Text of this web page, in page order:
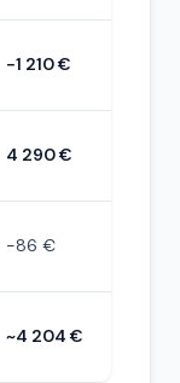
−1 210 €
4 290 €
−86 €
~4 204 €